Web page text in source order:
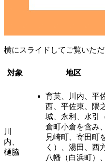
横にスライドしてご覧いただ
対象 地区
川
内、
樋脇
育英、川内、平
西、平佐東、隈
城、永利、水引
倉町小倉を含み
見崎町、寄田町
く）、湯田、西
八幡（白浜町）